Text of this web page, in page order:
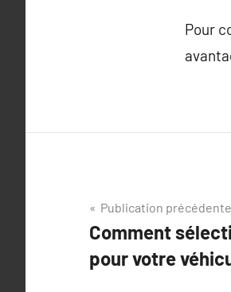
Pour
Navigation
de
l’article
Publication précédente
Comment
pour votre